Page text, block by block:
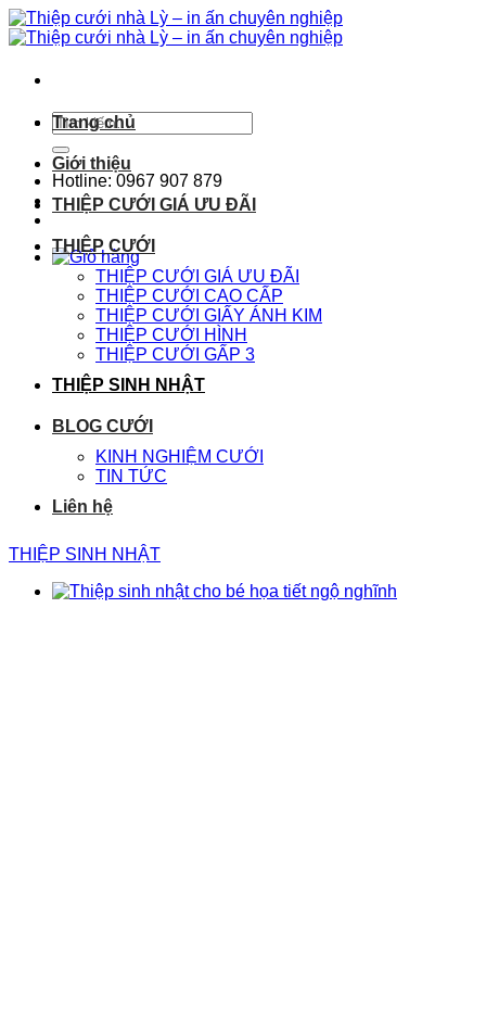
Chuyển
đến
dung
Tìm
kiếm:
Hotline: 0967 907 879
Trang chủ
Giới thiệu
THIỆP CƯỚI GIÁ ƯU ĐÃI
THIỆP CƯỚI
THIỆP CƯỚI GIÁ ƯU ĐÃI
THIỆP CƯỚI CAO CẤP
THIỆP CƯỚI GIẤY ÁNH KIM
THIỆP CƯỚI HÌNH
THIỆP CƯỚI GẤP 3
THIỆP SINH NHẬT
BLOG CƯỚI
KINH NGHIỆM CƯỚI
TIN TỨC
Liên hệ
THIỆP SINH NHẬT